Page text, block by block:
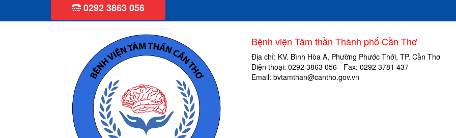
0292 3863 056
Bệnh viện Tâm thần Thành phố Cần Thơ
Địa chỉ: KV. Bình Hòa A, Phường Phước Thới, TP. Cần Thơ
Điện thoại: 0292 3863 056 - Fax: 0292 3781 437
Email: bvtamthan@cantho.gov.vn